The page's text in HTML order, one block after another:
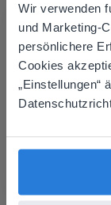
Wir verwenden
und Marketing-
persönlichere
Cookies
This
your
Based on
prefer to